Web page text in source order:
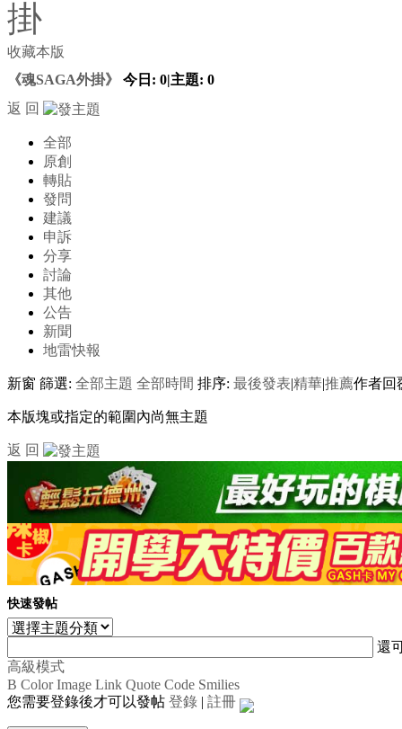
收藏本版
《魂SAGA外掛》
今日: 0|主題: 0
返 回
全部
原創
轉貼
發問
建議
申訴
分享
討論
其他
公告
新聞
地雷快報
新窗 篩選: 全部主題 全部時間 排序: 最後發表|精華|推薦作者回
本版塊或指定的範圍內尚無主題
返 回
快速發帖
還
高級模式
B Color Image Link Quote Code Smilies
您需要登錄後才可以發帖 登錄 | 註冊